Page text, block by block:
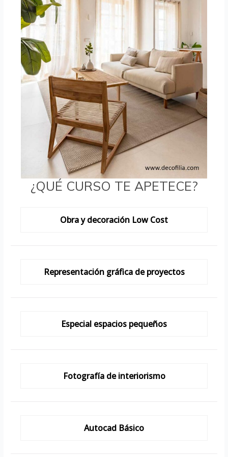
¿QUÉ CURSO TE APETECE?
Obra y decoración Low Cost
Representación gráfica de proyectos
Especial espacios pequeños
Fotografía de interiorismo
Autocad Básico